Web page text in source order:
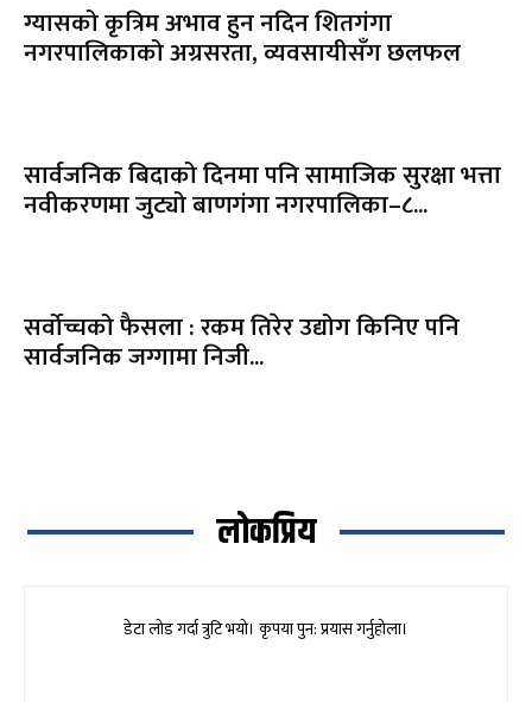
ग्यासको कृत्रिम अभाव हुन नदिन शितगंगा
नगरपालिकाको अग्रसरता, व्यवसायीसँग छलफल
सार्वजनिक बिदाको दिनमा पनि सामाजिक सुरक्षा भत्ता
नवीकरणमा जुट्यो बाणगंगा नगरपालिका–८...
सर्वोच्चको फैसला : रकम तिरेर उद्योग किनिए पनि
सार्वजनिक जग्गामा निजी...
लोकप्रिय
डेटा लोड गर्दा त्रुटि भयो। कृपया पुन: प्रयास गर्नुहोला।